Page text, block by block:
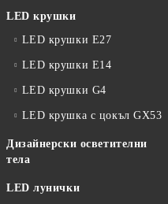
LED крушки
LED крушки E27
LED крушки E14
LED крушки G4
LED крушка с цокъл GX53
Дизайнерски осветителни
тела
LED лунички